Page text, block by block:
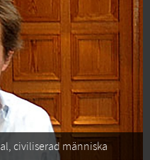
civiliserad människa